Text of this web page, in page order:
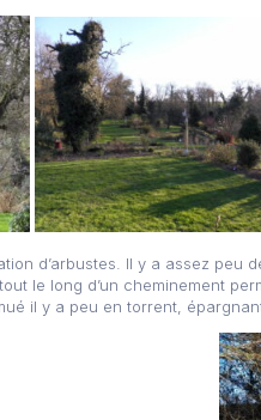
d’arbustes. Il y a assez
le long d’un cheminement
il y a peu en torrent,